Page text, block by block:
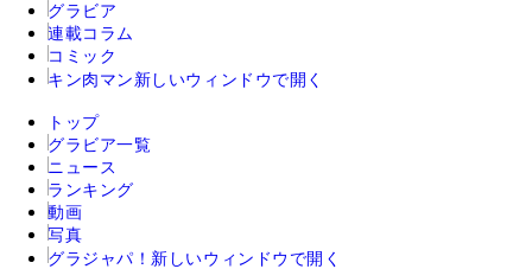
グラビア
連載コラム
コミック
キン肉マン 新しいウィンドウで開く
トップ
グラビア一覧
ニュース
ランキング
動画
写真
グラジャパ！ 新しいウィンドウで開く